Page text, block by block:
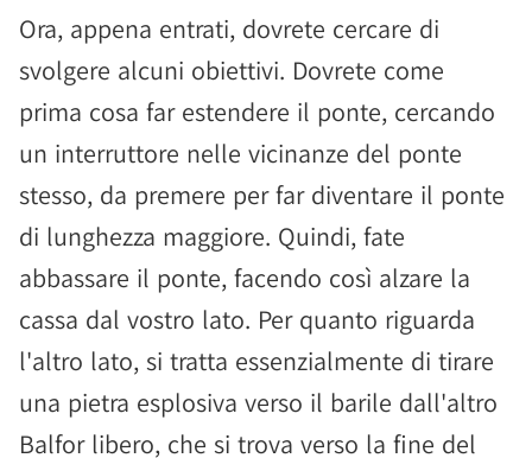
Ora, appena entrati, dovrete cercare di
svolgere alcuni obiettivi. Dovrete come
prima cosa far estendere il ponte, cercando
un interruttore nelle vicinanze del ponte
stesso, da premere per far diventare il ponte
di lunghezza maggiore. Quindi, fate
abbassare il ponte, facendo così alzare la
cassa dal vostro lato. Per quanto riguarda
l'altro lato, si tratta essenzialmente di tirare
una pietra esplosiva verso il barile dall'altro
Balfor libero, che si trova verso la fine del